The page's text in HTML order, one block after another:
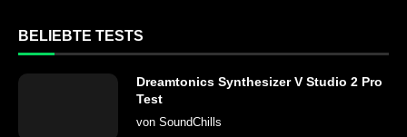
BELIEBTE TESTS
Dreamtonics Synthesizer V Studio 2 Pro
Test
von SoundChills